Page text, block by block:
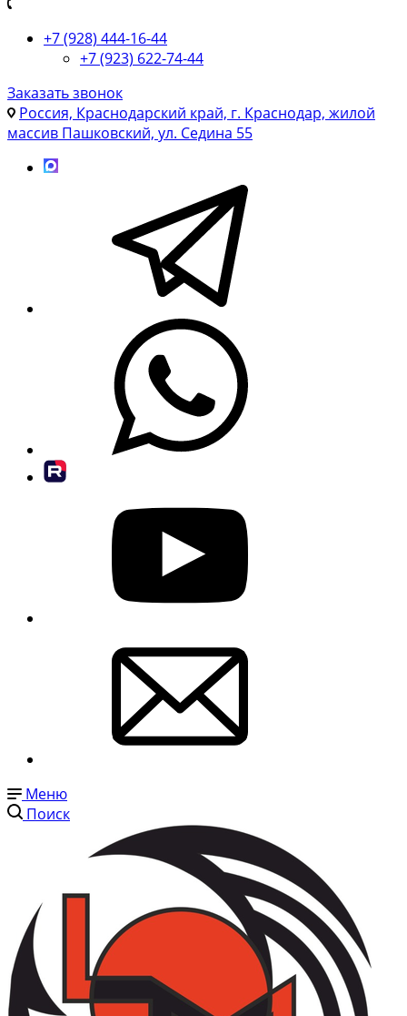
+7 (928) 444-16-44
+7 (923) 622-74-44
Заказать звонок
Россия, Краснодарский край, г. Краснодар, жилой
массив Пашковский, ул. Седина 55
Меню
Поиск